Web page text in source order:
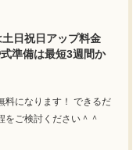
日祝日アップ料金
準備は最短3週間か
料になります！ できるだ
をご検討ください＾＾